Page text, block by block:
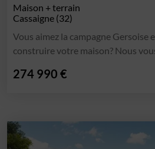
Maison + terrain
Cassaigne (32)
Vous aimez la campagne Gersoise
construire votre maison? Nous
274 990 €